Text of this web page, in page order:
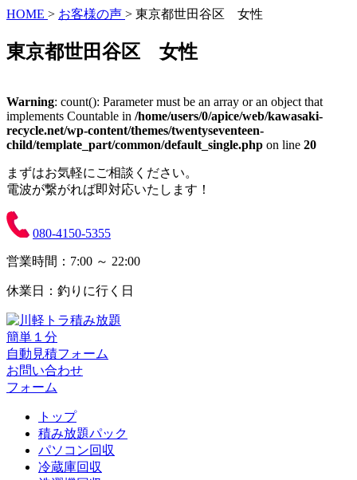
HOME > お客様の声 > 東京都世田谷区 女性
東京都世田谷区 女性
Warning: count(): Parameter must be an array or an object that
implements Countable in /home/users/0/apice/web/kawasaki-
recycle.net/wp-content/themes/twentyseventeen-
child/template_part/common/default_single.php on line 20
まずはお気軽にご相談ください。
電波が繋がれば即対応いたします！
080-4150-5355
営業時間：7:00 ～ 22:00
休業日：釣りに行く日
簡単１分
自動見積フォーム
お問い合わせ
フォーム
トップ
積み放題パック
パソコン回収
冷蔵庫回収